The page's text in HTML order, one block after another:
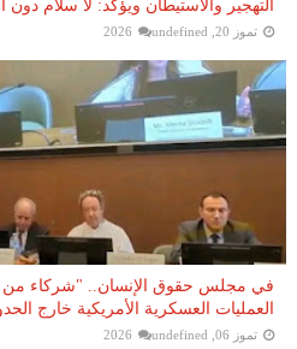
التهجير والاستيطان ويؤكد: لا سلام
تموز 20, 2026 undefined
في مجلس حقوق الإنسان.. "شركاء من
العمليات العسكرية الأمريكية خارج
تموز 06, 2026 undefined